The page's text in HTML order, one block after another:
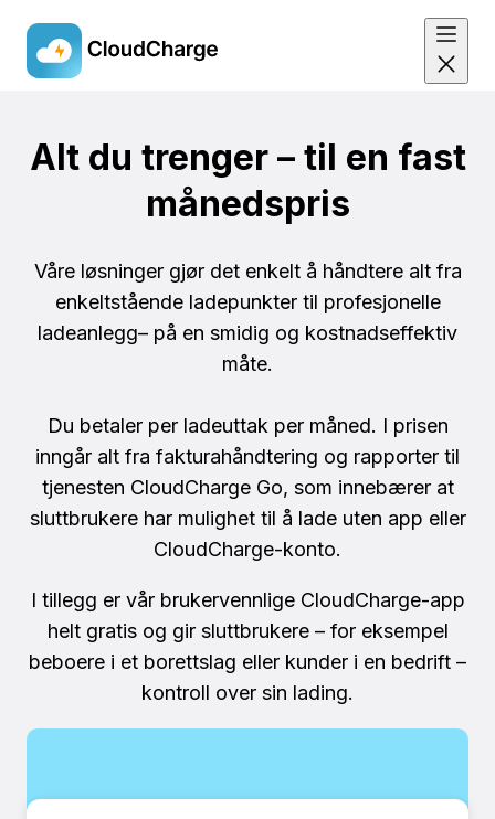
mainAlt du trenger – til en fast
månedspris
Våre løsninger gjør det enkelt å håndtere alt fra
enkeltstående ladepunkter til profesjonelle
ladeanlegg– på en smidig og kostnadseffektiv
måte.
Du betaler per ladeuttak per måned. I prisen
inngår alt fra fakturahåndtering og rapporter til
tjenesten CloudCharge Go, som innebærer at
sluttbrukere har mulighet til å lade uten app eller
CloudCharge-konto.
I tillegg er vår brukervennlige CloudCharge-app
helt gratis og gir sluttbrukere – for eksempel
beboere i et borettslag eller kunder i en bedrift –
kontroll over sin lading.